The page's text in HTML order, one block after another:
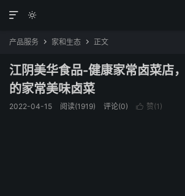


产品服务  家和生态  正文
江阴美华食品-健康家常卤菜店
的家常美味卤菜
2022-04-15 阅读(1919) 评论(0)  赞(1 )